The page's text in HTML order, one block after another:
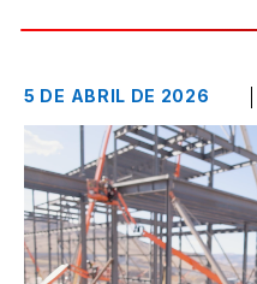
5 DE ABRIL DE 2026